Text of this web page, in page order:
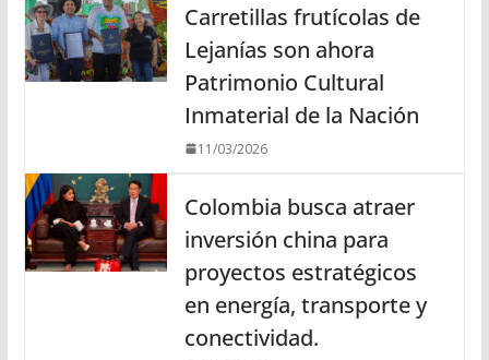
Carretillas frutícolas de
Lejanías son ahora
Patrimonio Cultural
Inmaterial de la Nación
11/03/2026
Colombia busca atraer
inversión china para
proyectos estratégicos
en energía, transporte y
conectividad.